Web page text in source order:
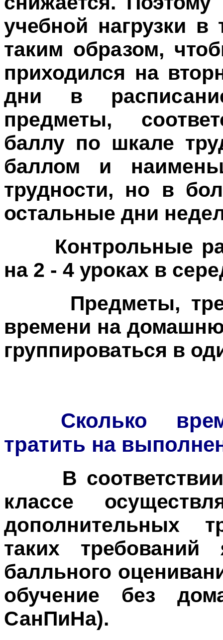
учебной нагрузки в
таким образом,
приходился на
дни в
предметы,
баллу по шкале
баллом и
трудности, но в
остальные дни
Контрольные
на 2 - 4 уроках в
Предметы,
времени на
группироваться в
Сколько
тратить на
В соответствии
классе
дополнительных
таких требований
балльного
обучение без
СанПиНа).